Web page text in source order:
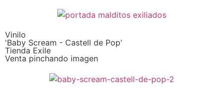
Vinilo
'Baby Scream - Castell de Pop'
Tienda Exile
Venta pinchando imagen